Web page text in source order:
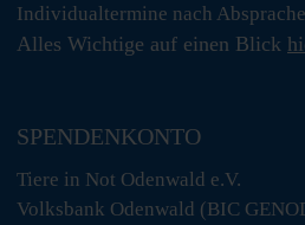
Individualtermine nach
Alles Wichtige auf einen Blick
SPENDENKONTO
Tiere in Not Odenwald e.V.
Volksbank Odenwald (BIC